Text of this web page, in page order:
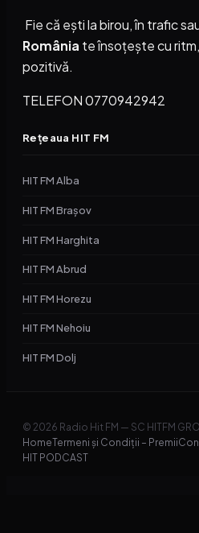
Fie că ești la birou, în trafic
România te însoțește cu
pozitivă.
TELEFON 0770942942
Rețeaua HIT FM
HIT FM Alba
HIT FM Brașov
HIT FM Harghita
HIT FM Abrud
HIT FM Horezu
HIT FM Nehoiu
HIT FM Dolj
© 2026 Radio Hit FM — SC HITFM
HomeTermeni și Condiții – Premii
HIT PODCAST